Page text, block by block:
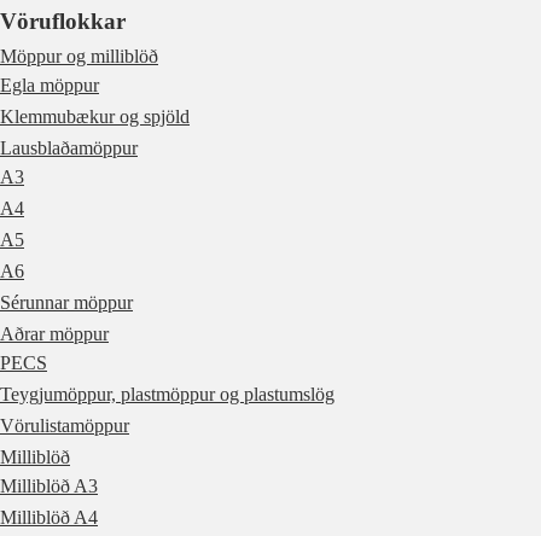
Vöruflokkar
Möppur og milliblöð
Egla möppur
Klemmubækur og spjöld
Lausblaðamöppur
A3
A4
A5
A6
Sérunnar möppur
Aðrar möppur
PECS
Teygjumöppur, plastmöppur og plastumslög
Vörulistamöppur
Milliblöð
Milliblöð A3
Milliblöð A4